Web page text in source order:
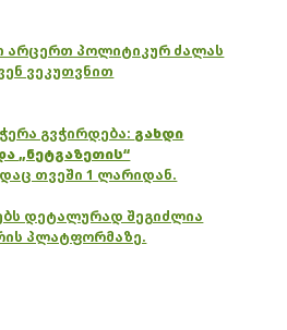
არცერთ პოლიტიკურ ძალას
ვეკუთვნით
გვჭირდება: გახდი
„ნეტგაზეთის“
თვეში 1 ლარიდან.
დეტალურად შეგიძლია
პლატფორმაზე.